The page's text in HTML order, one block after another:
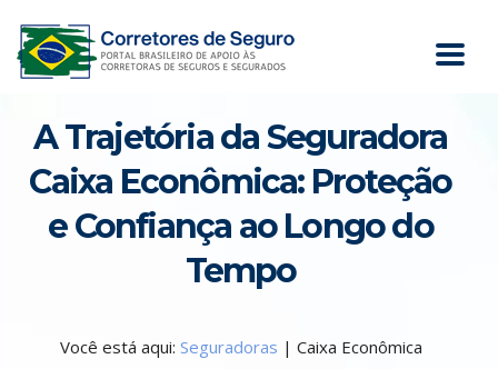
A Trajetória da Seguradora
Caixa Econômica: Proteção
e Confiança ao Longo do
Tempo
Você está aqui: Seguradoras | Caixa Econômica